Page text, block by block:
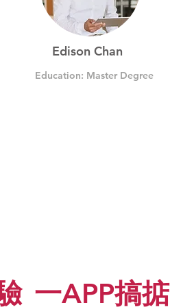
Edison Chan
Education: Master Degree
一APP搞掂